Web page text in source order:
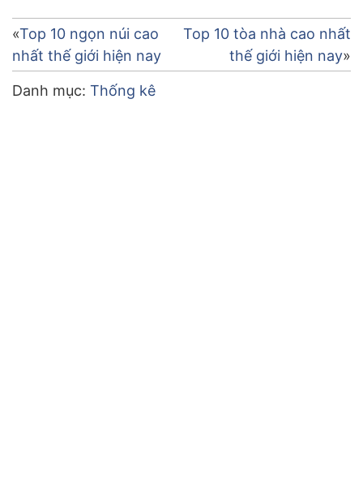
Điều
hướng
bài
Top 10 ngọn núi cao
nhất thế giới hiện nay
Top 10 tòa nhà cao nhất
thế giới hiện nay
Danh mục: Thống kê